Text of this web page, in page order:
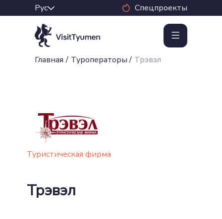
Спецпроекты
Главная / Туроператоры / Трэвэл
Туристическая фирма
Трэвэл